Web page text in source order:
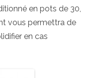
en pots de 30,
vous permettra de
en cas